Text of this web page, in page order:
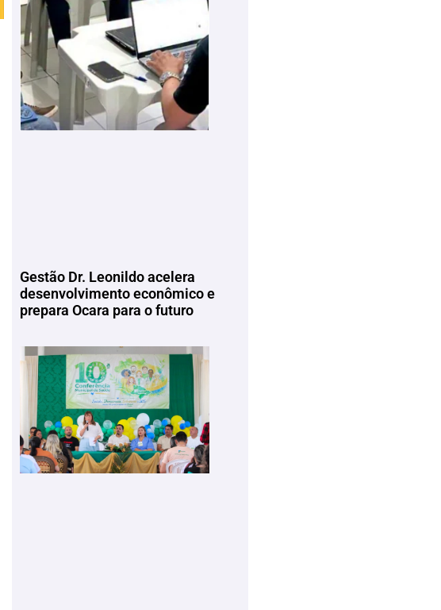
Gestão Dr. Leonildo acelera
desenvolvimento econômico e
prepara Ocara para o futuro